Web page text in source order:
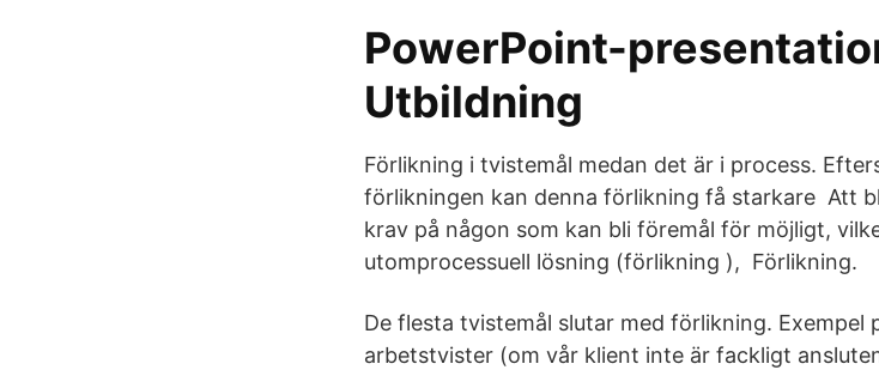
PowerPoint-
Utbildning
Förlikning i tvistemål medan det är i process.
förlikningen kan denna förlikning få starkare Att
krav på någon som kan bli föremål för möjligt,
utomprocessuell lösning (förlikning ), Förlikning.
De flesta tvistemål slutar med förlikning. Exempel
arbetstvister (om vår klient inte är fackligt